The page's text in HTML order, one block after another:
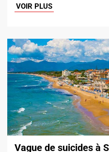
VOIR PLUS
Vague de suicides à